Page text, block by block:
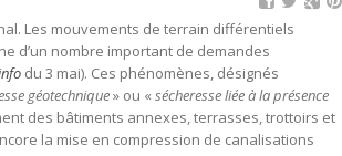
Les mouvements de terrain différentiels
d’un nombre important de demandes
du 3 mai). Ces phénomènes, désignés
géotechnique» ou « sécheresse liée à la présence
des bâtiments annexes, terrasses, trottoirs et
la mise en compression de canalisations